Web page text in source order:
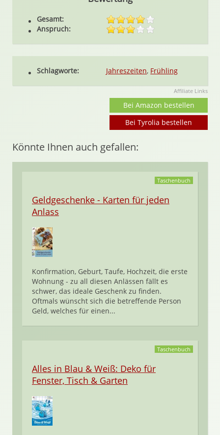
Gesamt:
Anspruch:
Schlagworte: Jahreszeiten, Frühling
Affiliate Links
Bei Amazon bestellen
Bei Tyrolia bestellen
Könnte Ihnen auch gefallen:
Taschenbuch
Geldgeschenke - Karten für jeden
Anlass
Konfirmation, Geburt, Taufe, Hochzeit, die erste
Wohnung - zu all diesen Anlässen fällt es
schwer, das ideale Geschenk zu finden.
Oftmals wünscht sich die betreffende Person
Geld, welches für einen...
Taschenbuch
Alles in Blau & Weiß: Deko für
Fenster, Tisch & Garten